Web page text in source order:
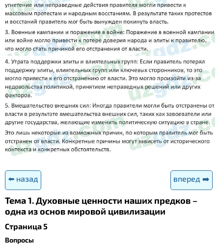
⬅️ назад вперед ➡️
Тема 1. Духовные ценности наших предков –
одна из основ мировой цивилизации
Страница 5
Вопросы